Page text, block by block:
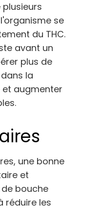
plusieurs
se
du THC.
avant un
plus de
la
augmenter
une bonne
et
bouche
réduire les